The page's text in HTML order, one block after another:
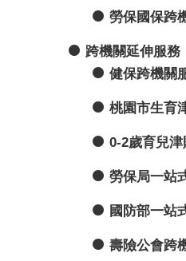
勞保國保跨
跨機關延伸服務
健保跨機關
桃園市生育
0-2歲育兒津
勞保局一站
國防部一站
壽險公會跨